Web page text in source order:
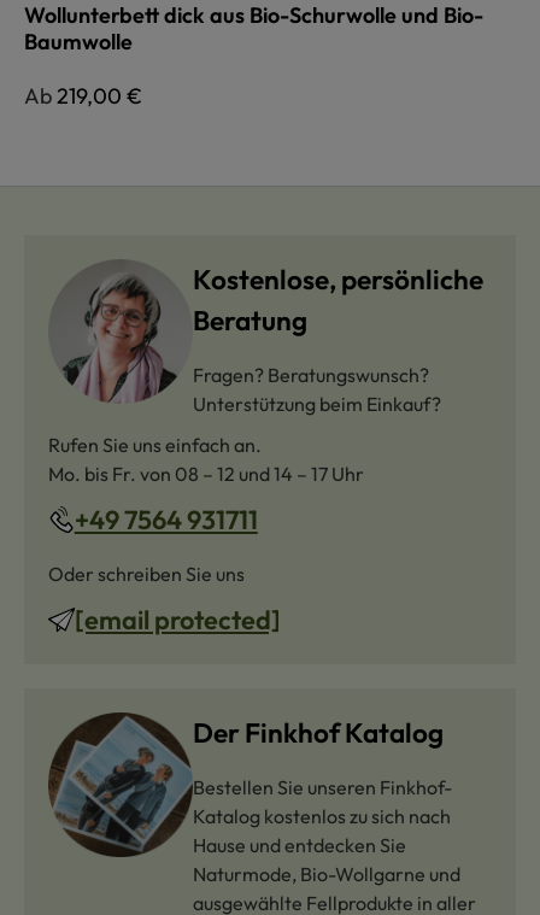
Wollunterbett dick aus Bio-Schurwolle und Bio-
Baumwolle
Regulärer Preis:
Ab219,00 €
Kostenlose, persönliche
Beratung
Fragen? Beratungswunsch?
Unterstützung beim Einkauf?
Rufen Sie uns einfach an.
Mo. bis Fr. von 08 – 12 und 14 – 17 Uhr
+49 7564 931711
Oder schreiben Sie uns
[email protected]
Der Finkhof Katalog
Bestellen Sie unseren Finkhof-
Katalog kostenlos zu sich nach
Hause und entdecken Sie
Naturmode, Bio-Wollgarne und
ausgewählte Fellprodukte in aller